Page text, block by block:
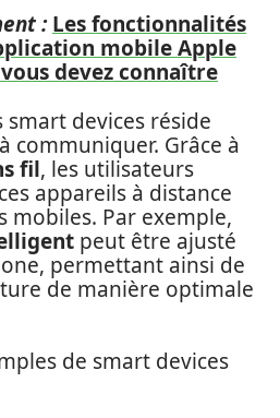
: Les fonctionnalités
mobile Apple
devez connaître
devices réside
communiquer. Grâce à
fil, les utilisateurs
appareils à distance
mobiles. Par exemple,
peut être ajusté
permettant ainsi de
de manière optimale
de smart devices